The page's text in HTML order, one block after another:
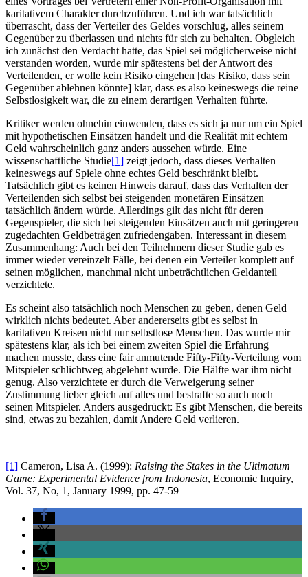
karitativem Charakter durchzuführen. Und ich war tatsächlich
überrascht, dass der Verteiler des Geldes vorschlug, alles seinem
Gegenüber zu überlassen und nichts für sich zu behalten. Obgleich
ich zunächst den Verdacht hatte, das Spiel sei möglicherweise nicht
verstanden worden, wurde mir spätestens bei der Antwort des
Verteilenden, er wolle kein Risiko eingehen [das Risiko, dass sein
Gegenüber ablehnen könnte] klar, dass es also keineswegs die reine
Selbstlosigkeit war, die zu einem derartigen Verhalten führte.
Kritiker werden ohnehin einwenden, dass es sich ja nur um ein Spiel
mit hypothetischen Einsätzen handelt und die Realität mit echtem
Geld wahrscheinlich ganz anders aussehen würde. Eine
wissenschaftliche Studie[1] zeigt jedoch, dass dieses Verhalten
keineswegs auf Spiele ohne echtes Geld beschränkt bleibt.
Tatsächlich gibt es keinen Hinweis darauf, dass das Verhalten der
Verteilenden sich selbst bei steigenden monetären Einsätzen
tatsächlich ändern würde. Allerdings gilt das nicht für deren
Gegenspieler, die sich bei steigenden Einsätzen auch mit geringeren
zugedachten Geldbeträgen zufriedengaben. Interessant in diesem
Zusammenhang: Auch bei den Teilnehmern dieser Studie gab es
immer wieder vereinzelt Fälle, bei denen ein Verteiler komplett auf
seinen möglichen, manchmal nicht unbeträchtlichen Geldanteil
verzichtete.
Es scheint also tatsächlich noch Menschen zu geben, denen Geld
wirklich nichts bedeutet. Aber andererseits gibt es selbst in
karitativen Kreisen nicht nur selbstlose Menschen. Das wurde mir
spätestens klar, als ich bei einem zweiten Spiel die Erfahrung
machen musste, dass eine fair anmutende Fifty-Fifty-Verteilung vom
Mitspieler schlichtweg abgelehnt wurde. Die Hälfte war ihm nicht
genug. Also verzichtete er durch die Verweigerung seiner
Zustimmung lieber gleich auf alles und bestrafte so auch noch
seinen Mitspieler. Anders ausgedrückt: Es gibt Menschen, die bereits
sind, etwas zu bezahlen, damit Andere Geld verlieren.
[1] Cameron, Lisa A. (1999): Raising the Stakes in the Ultimatum
Game: Experimental Evidence from Indonesia, Economic Inquiry,
Vol. 37, No, 1, January 1999, pp. 47-59